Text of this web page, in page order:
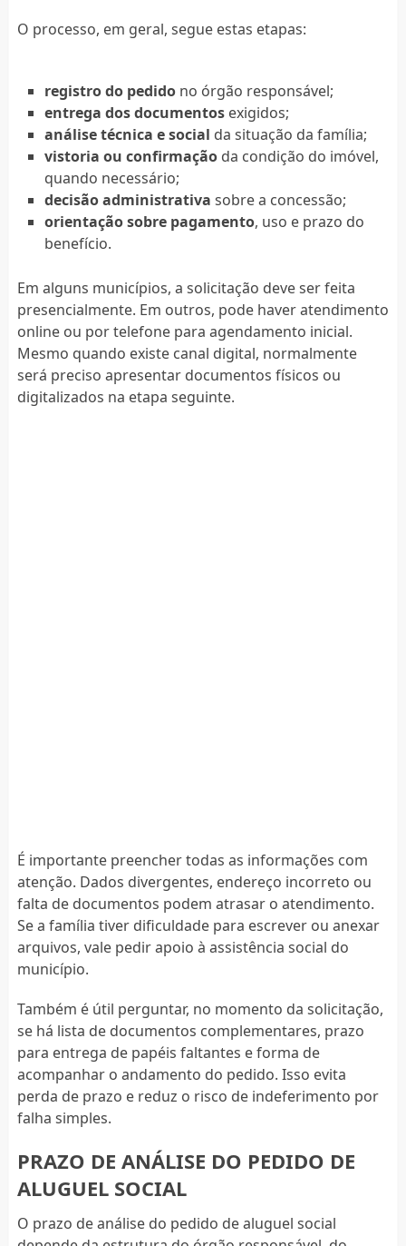
O processo, em geral, segue estas etapas:
registro do pedidono órgão responsável;
entrega dos documentosexigidos;
análise técnica e social da situação da família;
vistoria ou confirmaçãoda condição do imóvel,
quando necessário;
decisão administrativa sobre a concessão;
orientação sobre pagamento, uso e prazo do
benefício.
Em alguns municípios, a solicitação deve ser feita
presencialmente. Em outros, pode haver atendimento
online ou por telefone para agendamento inicial.
Mesmo quando existe canal digital, normalmente
será preciso apresentar documentos físicos ou
digitalizados na etapa seguinte.
É importante preencher todas as informações com
atenção. Dados divergentes, endereço incorreto ou
falta de documentos podem atrasar o atendimento.
Se a família tiver dificuldade para escrever ou anexar
arquivos, vale pedir apoio à assistência social do
município.
Também é útil perguntar, no momento da solicitação,
se há lista de documentos complementares, prazo
para entrega de papéis faltantes e forma de
acompanhar o andamento do pedido. Isso evita
perda de prazo e reduz o risco de indeferimento por
falha simples.
PRAZO DE ANÁLISE DO PEDIDO DE
ALUGUEL SOCIAL
O prazo de análise do pedido de aluguel social